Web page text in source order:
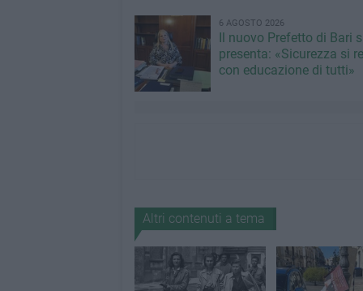
6 AGOSTO 2026
Il nuovo Prefetto di Bari
presenta: «Sicurezza si
con educazione di tutti»
Altri contenuti a tema